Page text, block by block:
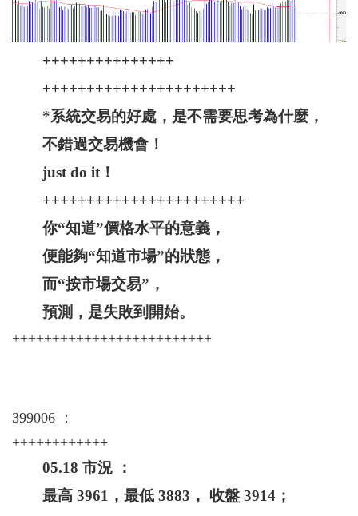
+++++++++++++++
++++++++++++++++++++++
*系統交易的好處，是不需要思考為什麼，
不錯過交易機會！
just do it！
+++++++++++++++++++++++
你“知道”價格水平的意義，
便能夠“知道市場”的狀態，
而“按市場交易”，
預測，是失敗到開始。
+++++++++++++++++++++++++
399006 ：
++++++++++++
05.18 市況 ：
最高 3961，最低 3883， 收盤 3914；